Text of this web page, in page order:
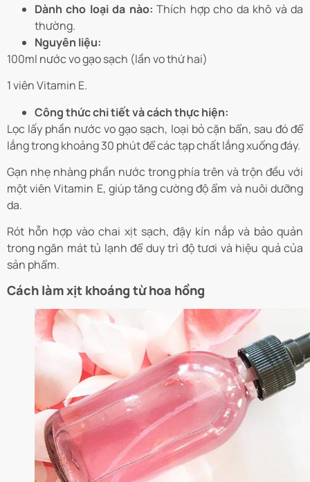
Dành cho loại da nào: Thích hợp cho da khô và da
thường.
Nguyên liệu:
100ml nước vo gạo sạch (lần vo thứ hai)
1 viên Vitamin E.
Công thức chi tiết và cách thực hiện:
Lọc lấy phần nước vo gạo sạch, loại bỏ cặn bẩn, sau đó để
lắng trong khoảng 30 phút để các tạp chất lắng xuống đáy.
Gạn nhẹ nhàng phần nước trong phía trên và trộn đều với
một viên Vitamin E, giúp tăng cường độ ẩm và nuôi dưỡng
da.
Rót hỗn hợp vào chai xịt sạch, đậy kín nắp và bảo quản
trong ngăn mát tủ lạnh để duy trì độ tươi và hiệu quả của
sản phẩm.
Cách làm xịt khoáng từ hoa hồng